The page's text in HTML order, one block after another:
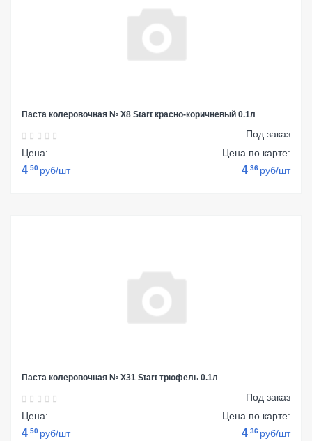
Паста колеровочная № Х8 Start красно-коричневый 0.1л
Под заказ
Цена:
4 50 руб/шт
Цена по карте:
4 36 руб/шт
Паста колеровочная № Х31 Start трюфель 0.1л
Под заказ
Цена:
4 50 руб/шт
Цена по карте:
4 36 руб/шт